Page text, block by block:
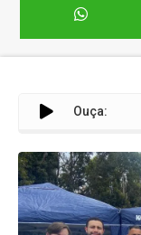
Ouça: